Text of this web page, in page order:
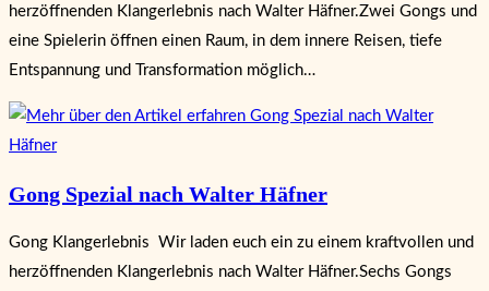
herzöffnenden Klangerlebnis nach Walter Häfner.Zwei Gongs und
eine Spielerin öffnen einen Raum, in dem innere Reisen, tiefe
Entspannung und Transformation möglich…
Gong Spezial nach Walter Häfner
Gong Klangerlebnis Wir laden euch ein zu einem kraftvollen und
herzöffnenden Klangerlebnis nach Walter Häfner.Sechs Gongs